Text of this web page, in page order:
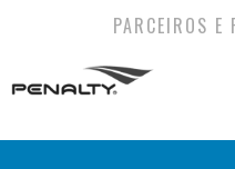
PARCEIROS E